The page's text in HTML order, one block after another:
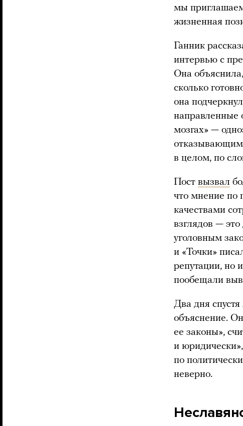
мы
жизненная
Ганник
интервью с
Она
сколько
она
направленные
мозгах» —
в целом, по
Пост вызвал
что мнение по
качествами
взглядов —
уголовным
и «Точки»
репутации, но
пообещали
Два дня
объяснение.
ее законы»,
и
по
неверно.